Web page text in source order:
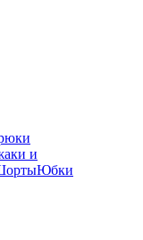
и
Юбки